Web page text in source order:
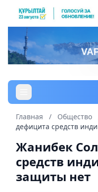
Главная / Общество
дефицита средств
Жанибек
средств
защиты нет